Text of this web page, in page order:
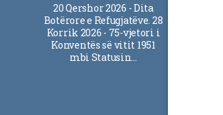
20 Qershor 2026 - Dita
Botërore e Refugjatëve. 28
Korrik 2026 - 75-vjetori i
Konventës së vitit 1951
mbi Statusin…